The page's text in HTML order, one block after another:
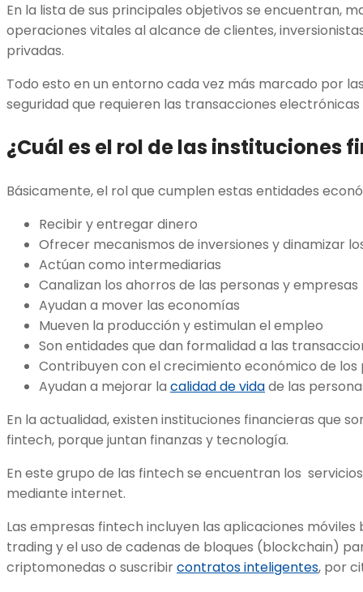
En la lista de sus principales objetivos se encuentran,
operaciones vitales al alcance de clientes,
privadas.
Todo esto en un entorno cada vez más marcado por
seguridad que requieren las transacciones
¿Cuál es el rol de las instituciones
Básicamente, el rol que cumplen estas entidades
Recibir y entregar dinero
Ofrecer mecanismos de inversiones y dinamizar
Actúan como intermediarias
Canalizan los ahorros de las personas y empresas
Ayudan a mover las economías
Mueven la producción y estimulan el empleo
Son entidades que dan formalidad a las
Contribuyen con el crecimiento económico de los
Ayudan a mejorar la calidad de vidade las
En la actualidad, existen instituciones financieras que
fintech, porque juntan finanzas y tecnología.
En este grupo de las fintech se encuentran los
mediante internet.
Las empresas fintech incluyen las aplicaciones
trading y el uso de cadenas de bloques (blockchain)
criptomonedas o suscribircontratos inteligentes, por